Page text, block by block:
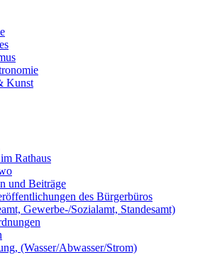
Kunst
Rathaus
und Beiträge
des Bürgerbüros
Gewerbe-/Sozialamt, Standesamt)
(Wasser/Abwasser/Strom)